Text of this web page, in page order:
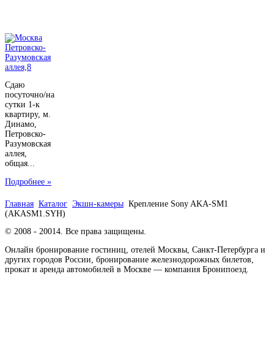
Сдаю
посуточно/на
сутки 1-к
квартиру, м.
Динамо,
Петровско-
Разумовская
аллея,
общая...
Подробнее »
Главная Каталог Экшн-камеры Крепление Sony AKA-SM1
(AKASM1.SYH)
© 2008 - 20014. Все права защищены.
Онлайн бронирование гостиниц, отелей Москвы, Санкт-Петербурга и
других городов России, бронирование железнодорожных билетов,
прокат и аренда автомобилей в Москве — компания Бронипоезд.